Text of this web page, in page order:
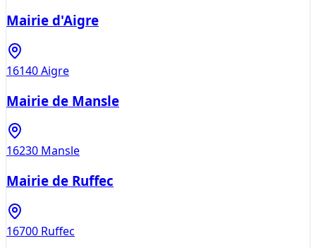
Mairie d'Aigre
16140Aigre
Mairie de Mansle
16230 Mansle
Mairie de Ruffec
16700 Ruffec